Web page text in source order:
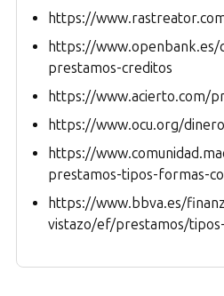
https://
https://www.openbank.es/
prestamos-creditos
https://www.acierto.com/
https://www.ocu.org/
https://
prestamos-tipos-formas-
https://www.bbva.es/
vistazo/ef/prestamos/